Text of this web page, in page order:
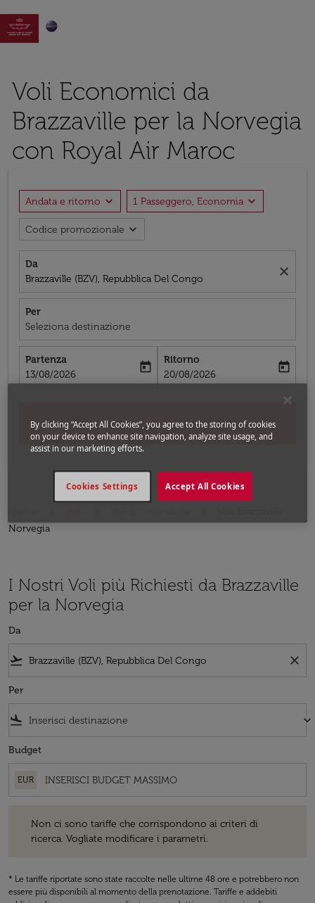

Voli Economici da
Brazzaville per la Norvegia
con Royal Air Maroc
Andata e ritorno expand_more 1 Passeggero, Economia expand_more
Codice promozionale expand_more
Da
Brazzaville (BZV), Repubblica Del Congo
close
Per
Seleziona destinazione
Partenza
fc-booking-departure-date-aria-label
13/08/2026
today
Ritorno
fc-booking-return-date-aria-label
20/08/2026
today
Cerca
Norvegia
I Nostri Voli più Richiesti da Brazzaville
per la Norvegia
Da
flight_takeoff close
Per
flight_land keyboard_arrow_down
Budget
EUR
Non ci sono tariffe che corrispondono ai criteri di
ricerca. Vogliate modificare i parametri.
* Le tariffe riportate sono state raccolte nelle ultime 48 ore e potrebbero non
essere più disponibili al momento della prenotazione. Tariffe e addebiti
By clicking “Accept All Cookies”, you agree to the storing of cookies
on your device to enhance site navigation, analyze site usage, and
assist in our marketing efforts.
Accept All Cookies
Cookies Settings